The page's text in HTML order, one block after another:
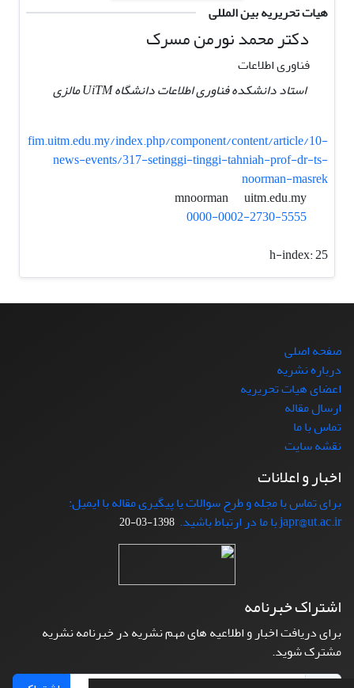
هیات تحریریه بین المللی
دکتر محمد نورمن مسرک
فناوری اطلاعات
استاد دانشکده فناوری اطلاعات دانشگاه UiTM مالزی
fim.uitm.edu.my/index.php/component/content/article/10-
news-events/317-setinggi-tinggi-tahniah-prof-dr-ts-
noorman-masrek
uitm.edu.my
0000-0002-2730-5555
h-index:25
صفحه اصلی
درباره نشریه
اعضای هیات تحریریه
ارسال مقاله
تماس با ما
نقشه سایت
اخبار و اعلانات
برای تماس با مجله و طرح سوالات یا پیگیری مقاله با ایمیل:
japr@ut.ac.ir با ما در ارتباط باشید.
1398-03-20
اشتراک خبرنامه
برای دریافت اخبار و اطلاعیه های مهم نشریه در خبرنامه نشریه
مشترک شوید.